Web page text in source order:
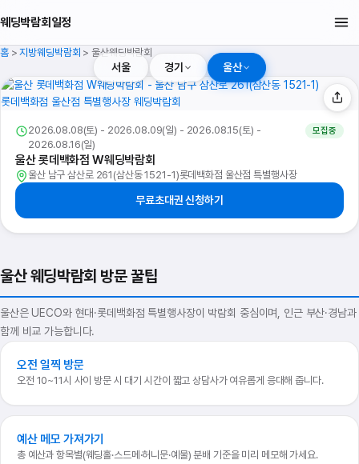
웨딩박람회일정
서울 경기 울산
홈>지방웨딩박람회 >울산웨딩박람회
2026.08.08(토) - 2026.08.09(일) - 2026.08.15(토) -
2026.08.16(일)
모집중
울산 롯데백화점 W웨딩박람회
울산 남구 삼산로 261(삼산동 1521-1)롯데백화점 울산점 특별행사장
무료초대권 신청하기
울산 웨딩박람회 방문 꿀팁
울산은 UECO와 현대·롯데백화점 특별행사장이 박람회 중심이며, 인근 부산·경남과
함께 비교 가능합니다.
오전 일찍 방문
오전 10~11시 사이 방문 시 대기 시간이 짧고 상담사가 여유롭게 응대해 줍니다.
예산 메모 가져가기
총 예산과 항목별(웨딩홀·스드메·허니문·예물) 분배 기준을 미리 메모해 가세요.